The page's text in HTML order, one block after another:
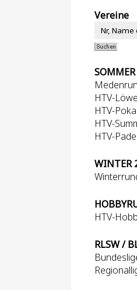
Vereine
HTV-
HTV-
HTV-
HTV-
WINTER
HTV-
RLSW /